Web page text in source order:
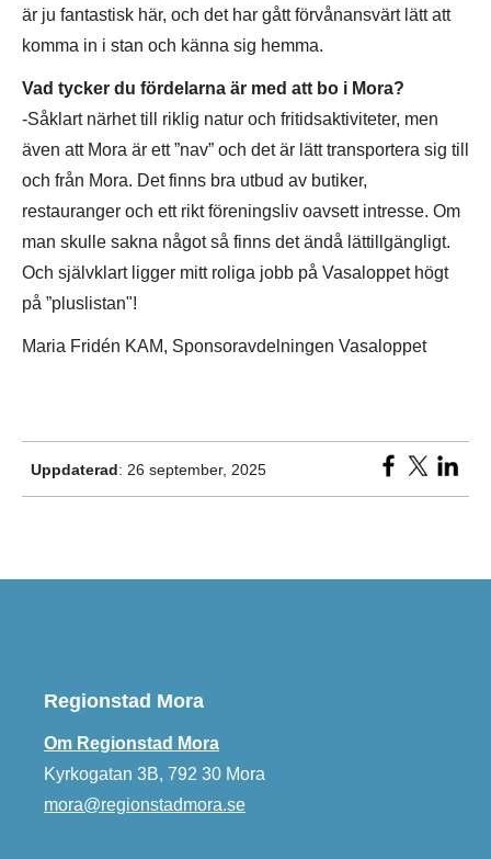
är ju fantastisk här, och det har gått förvånansvärt lätt att
komma in i stan och känna sig hemma.
Vad tycker du fördelarna är med att bo i Mora?
-Såklart närhet till riklig natur och fritidsaktiviteter, men
även att Mora är ett ”nav” och det är lätt transportera sig till
och från Mora. Det finns bra utbud av butiker,
restauranger och ett rikt föreningsliv oavsett intresse. Om
man skulle sakna något så finns det ändå lättillgängligt.
Och självklart ligger mitt roliga jobb på Vasaloppet högt
på ”pluslistan"!
Maria Fridén KAM, Sponsoravdelningen Vasaloppet
Uppdaterad: 26 september, 2025
Regionstad Mora
Om Regionstad Mora
Kyrkogatan 3B, 792 30 Mora
mora@regionstadmora.se